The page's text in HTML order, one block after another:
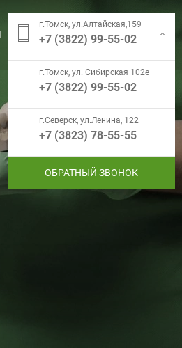
г.Томск, ул.Алтайская,159
+7 (3822) 99-55-02
г.Томск, ул. Сибирская 102е
+7 (3822) 99-55-02
г.Северск, ул.Ленина, 122
+7 (3823) 78-55-55
ОБРАТНЫЙ ЗВОНОК